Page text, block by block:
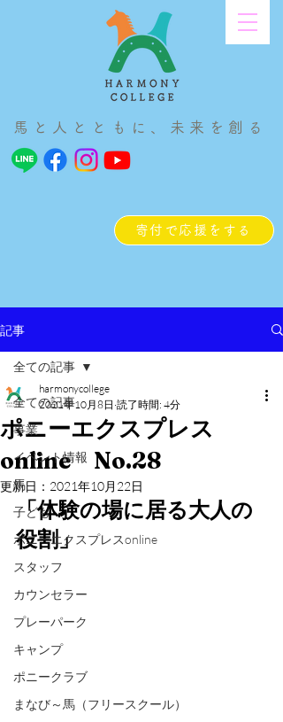
寄付で応援をする
馬と人とともに、未来を創る
記事
全ての記事
事業
イベント情報
馬
子ども
ポニーエクスプレスonline
スタッフ
カウンセラー
プレーパーク
キャンプ
ポニークラブ
まなび～馬（フリースクール）
全ての記事
ポニーエクスプレス
online No.28
harmonycollege
2021年10月8日 読了時間: 4分
更新日： 2021年10月22日
「体験の場に居る大人の
役割」